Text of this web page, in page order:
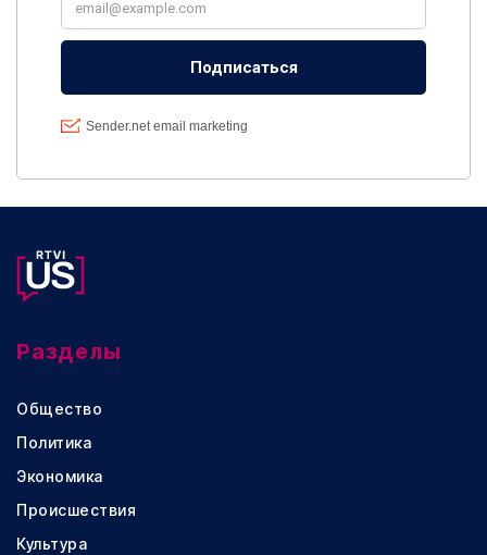
Разделы
Общество
Политика
Экономика
Происшествия
Культура